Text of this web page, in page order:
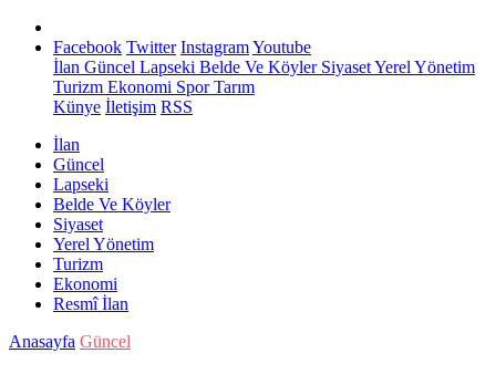
Facebook Twitter InstagramYoutube
İlan Güncel Lapseki Belde Ve KöylerSiyasetYerel Yönetim
Turizm Ekonomi SporTarım
Künye İletişim RSS
İlan
Güncel
Lapseki
Belde Ve Köyler
Siyaset
Yerel Yönetim
Turizm
Ekonomi
Resmî İlan
Anasayfa Güncel